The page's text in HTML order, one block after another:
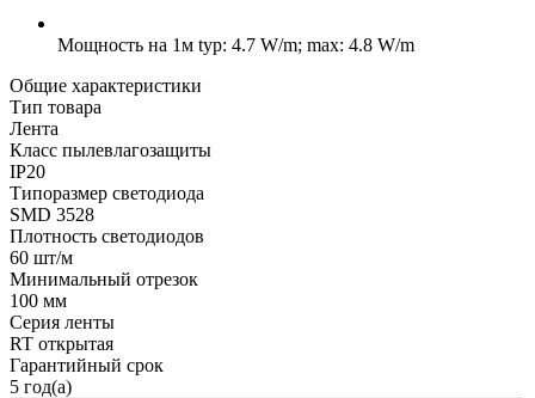
Мощность на 1м typ: 4.7 W/m; max: 4.8 W/m
Общие характеристики
Тип товара
Лента
Класс пылевлагозащиты
IP20
Типоразмер светодиода
SMD 3528
Плотность светодиодов
60 шт/м
Минимальный отрезок
100 мм
Серия ленты
RT открытая
Гарантийный срок
5 год(а)